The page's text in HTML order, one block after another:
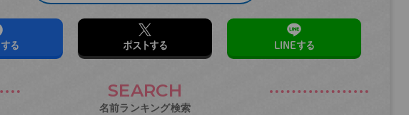
る ポストする LINEする
SEARCH
名前ランキング検索